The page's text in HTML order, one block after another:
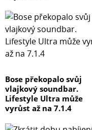
Bose překopalo svůj
vlajkový soundbar.
Lifestyle Ultra může
vyrůst až na 7.1.4